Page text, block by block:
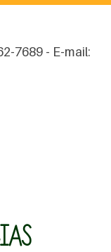
7689 - E-mail: